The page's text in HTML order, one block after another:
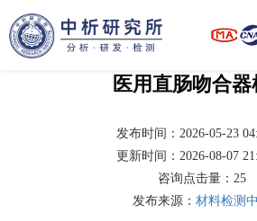
医用直肠吻合器
发布时间：2026-05-23
更新时间：2026-08-07
咨询点击量： 25
发布来源： 材料检测